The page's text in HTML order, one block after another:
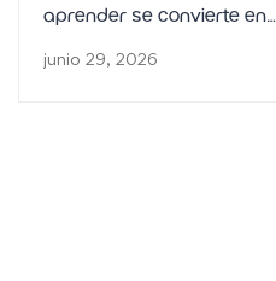
aprender se convierte en
una aventura
junio 29, 2026